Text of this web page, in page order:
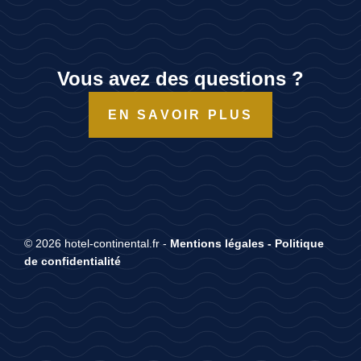
Vous avez des questions ?
EN SAVOIR PLUS
© 2026 hotel-continental.fr - Mentions légales - Politique
de confidentialité